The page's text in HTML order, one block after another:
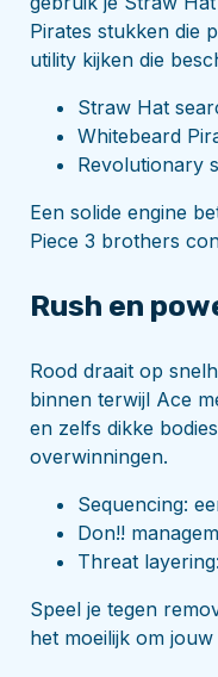
Pirates stukken die
utility kijken die
Straw Hat
Whitebeard
Revolutionary
Een solide engine
Piece 3 brothers
Rush en
Rood draait op
binnen terwijl Ace
en zelfs dikke
overwinningen.
Sequencing:
Don!!
Threat
Speel je tegen
het moeilijk om